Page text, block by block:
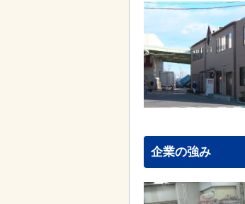
企業の強み